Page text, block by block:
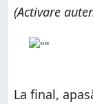
(Activare
La final,